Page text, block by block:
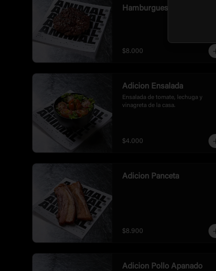
Hamburguesa
$8.000
Adicion Ensalada
Ensalada de tomate, lechuga y
vinagreta de la casa.
$4.000
Adicion Panceta
$8.900
Adicion Pollo Apanado